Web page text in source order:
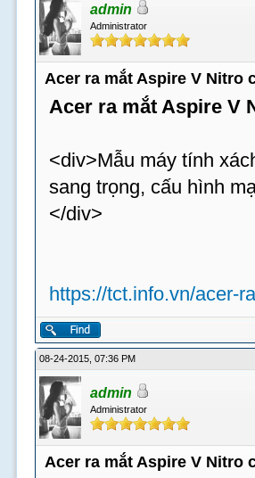
admin
Administrator
Acer ra mắt Aspire V Nitro
Acer ra mắt Aspire V
<div>Mẫu máy tính
sang trọng, cấu hình
</div>
https://tct.info.vn/acer-
08-24-2015, 07:36 PM
admin
Administrator
Acer ra mắt Aspire V Nitro